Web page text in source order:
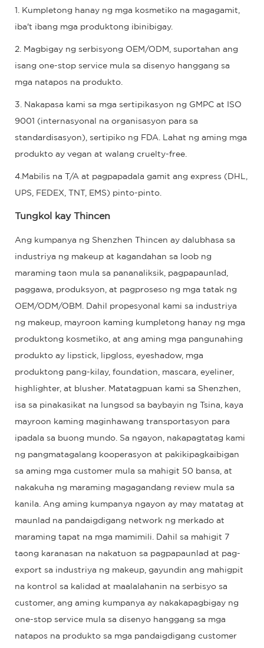
1. Kumpletong hanay ng mga kosmetiko na magagamit,
iba't ibang mga produktong ibinibigay.
2. Magbigay ng serbisyong OEM/ODM, suportahan ang
isang one-stop service mula sa disenyo hanggang sa
mga natapos na produkto.
3. Nakapasa kami sa mga sertipikasyon ng GMPC at ISO
9001 (internasyonal na organisasyon para sa
standardisasyon), sertipiko ng FDA. Lahat ng aming mga
produkto ay vegan at walang cruelty-free.
4.Mabilis na T/A at pagpapadala gamit ang express (DHL,
UPS, FEDEX, TNT, EMS) pinto-pinto.
Tungkol kay Thincen
Ang kumpanya ng Shenzhen Thincen ay dalubhasa sa
industriya ng makeup at kagandahan sa loob ng
maraming taon mula sa pananaliksik, pagpapaunlad,
paggawa, produksyon, at pagproseso ng mga tatak ng
OEM/ODM/OBM. Dahil propesyonal kami sa industriya
ng makeup, mayroon kaming kumpletong hanay ng mga
produktong kosmetiko, at ang aming mga pangunahing
produkto ay lipstick, lipgloss, eyeshadow, mga
produktong pang-kilay, foundation, mascara, eyeliner,
highlighter, at blusher. Matatagpuan kami sa Shenzhen,
isa sa pinakasikat na lungsod sa baybayin ng Tsina, kaya
mayroon kaming maginhawang transportasyon para
ipadala sa buong mundo. Sa ngayon, nakapagtatag kami
ng pangmatagalang kooperasyon at pakikipagkaibigan
sa aming mga customer mula sa mahigit 50 bansa, at
nakakuha ng maraming magagandang review mula sa
kanila. Ang aming kumpanya ngayon ay may matatag at
maunlad na pandaigdigang network ng merkado at
maraming tapat na mga mamimili. Dahil sa mahigit 7
taong karanasan na nakatuon sa pagpapaunlad at pag-
export sa industriya ng makeup, gayundin ang mahigpit
na kontrol sa kalidad at maalalahanin na serbisyo sa
customer, ang aming kumpanya ay nakakapagbigay ng
one-stop service mula sa disenyo hanggang sa mga
natapos na produkto sa mga pandaigdigang customer